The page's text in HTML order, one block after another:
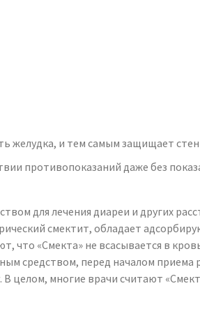
желудка, и тем самым защищает
противопоказаний даже без
для лечения диареи и других
смектит, обладает
«Смекта» не всасывается в
средством, перед началом
целом, многие врачи считают